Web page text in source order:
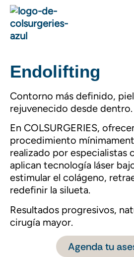
Endolifting
Contorno más definido,
rejuvenecido desde dentro.
En COLSURGERIES,
procedimiento
realizado por especialistas
aplican tecnología láser
estimular el colágeno,
redefinir la silueta.
Resultados progresivos,
cirugía mayor.
Agenda tu